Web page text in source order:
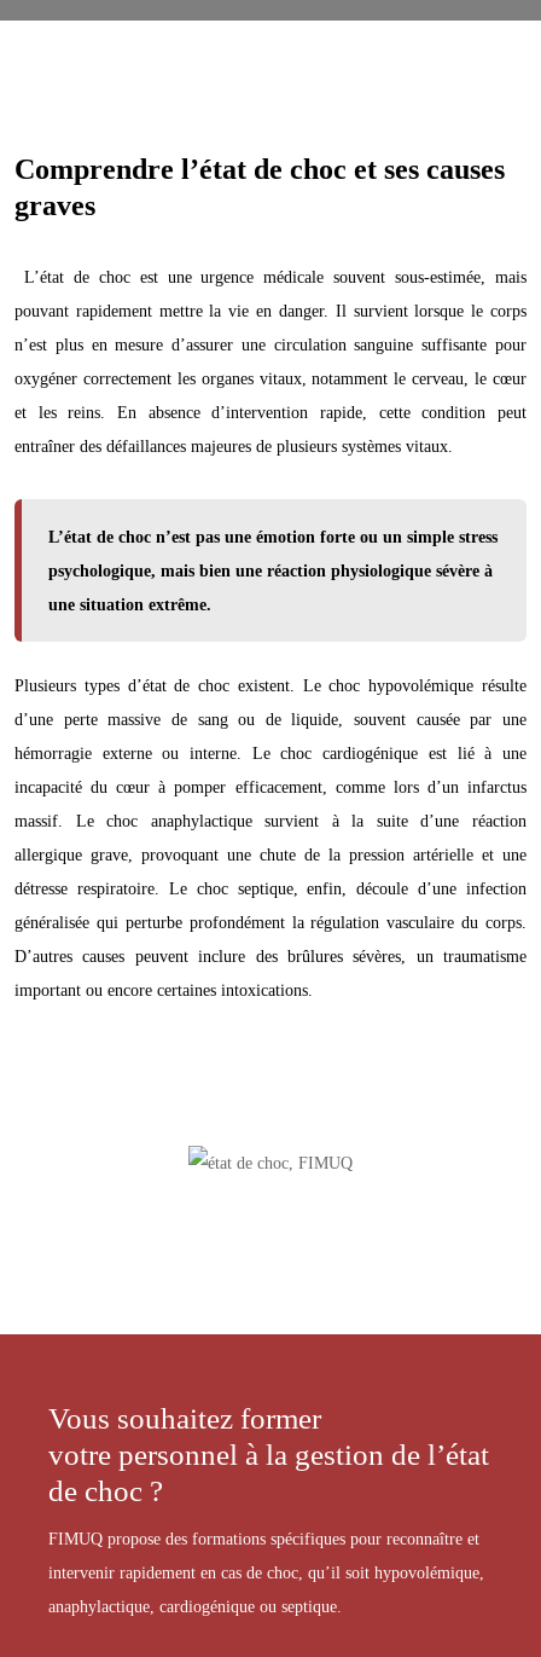
Comprendre l’état de choc et ses causes
graves
L’état de choc est une urgence médicale souvent sous-estimée, mais
pouvant rapidement mettre la vie en danger. Il survient lorsque le corps
n’est plus en mesure d’assurer une circulation sanguine suffisante pour
oxygéner correctement les organes vitaux, notamment le cerveau, le cœur
et les reins. En absence d’intervention rapide, cette condition peut
entraîner des défaillances majeures de plusieurs systèmes vitaux.
L’état de choc n’est pas une émotion forte ou un simple stress
psychologique, mais bien une réaction physiologique sévère à
une situation extrême.
Plusieurs types d’état de choc existent. Le choc hypovolémique résulte
d’une perte massive de sang ou de liquide, souvent causée par une
hémorragie externe ou interne. Le choc cardiogénique est lié à une
incapacité du cœur à pomper efficacement, comme lors d’un infarctus
massif. Le choc anaphylactique survient à la suite d’une réaction
allergique grave, provoquant une chute de la pression artérielle et une
détresse respiratoire. Le choc septique, enfin, découle d’une infection
généralisée qui perturbe profondément la régulation vasculaire du corps.
D’autres causes peuvent inclure des brûlures sévères, un traumatisme
important ou encore certaines intoxications.
Vous souhaitez former
votre personnel à la gestion de l’état
de choc ?
FIMUQ propose des formations spécifiques pour reconnaître et
intervenir rapidement en cas de choc, qu’il soit hypovolémique,
anaphylactique, cardiogénique ou septique.